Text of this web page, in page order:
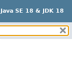
Java SE 18 & JDK 18